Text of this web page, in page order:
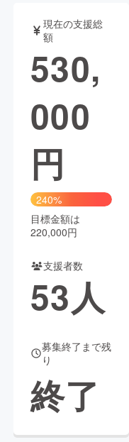
書籍・雑誌
チャレンジ
Creation
コミュニティ
現在の支援総
額
530,
000
円
240%
目標金額は
220,000円
支援者数
53人
募集終了まで残
り
終了